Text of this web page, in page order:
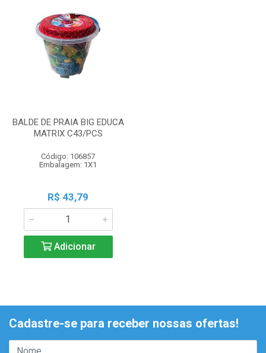
BALDE DE PRAIA BIG EDUCA
MATRIX C43/PCS
Código: 106857
Embalagem: 1X1
R$ 43,79
Adicionar
Cadastre-se para receber nossas ofertas!